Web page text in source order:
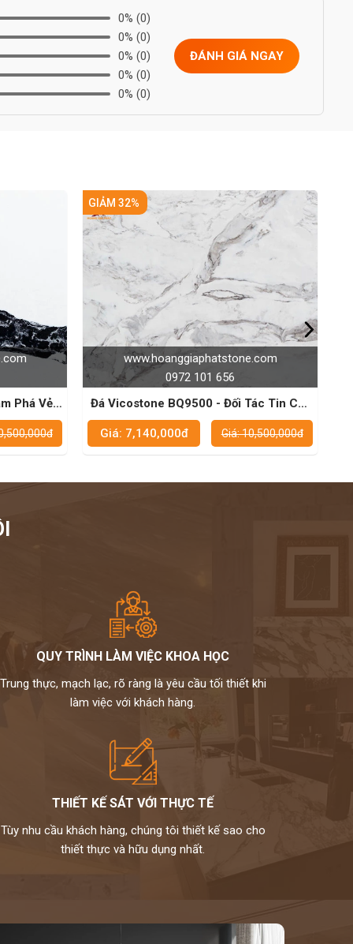
0% (0)
0% (0)
0% (0)
0% (0)
0% (0)
ĐÁNH GIÁ NGAY
- Đối Tác Tin Cậy
Bếp Đẹp Mắt
Giá: 10,500,000đ
www.hoanggiaphatstone.com
GIẢM 32%
Đá Vicostone BQ8912 - Sự Lựa
Hoàn Hảo Cho Không Gian
Giá: 7,140,000đ
Giá:
QUY TRÌNH LÀM VIỆC KHOA HỌC
Trung thực, mạch lạc, rõ ràng là yêu cầu tối thiết khi
làm việc với khách hàng.
THIẾT KẾ SÁT VỚI THỰC TẾ
Tùy nhu cầu khách hàng, chúng tôi thiết kế sao cho
thiết thực và hữu dụng nhất.